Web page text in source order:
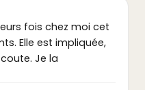
fois chez moi cet
Elle est impliquée,
Je la